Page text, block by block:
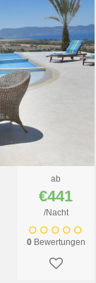
ab
€441
/Nacht
0Bewertungen